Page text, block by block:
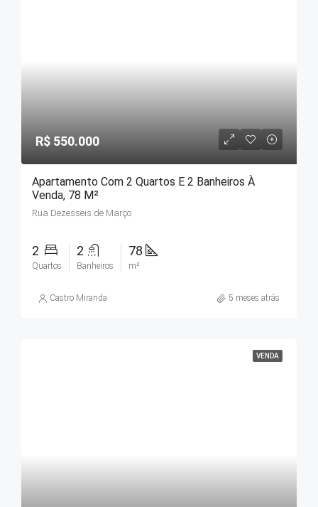
R$ 550.000
Apartamento Com 2 Quartos E 2 Banheiros À
Venda, 78 M²
Rua Dezesseis de Março
2
Quartos
2
Banheiros
78
m²
Castro Miranda 5 meses atrás
VENDA